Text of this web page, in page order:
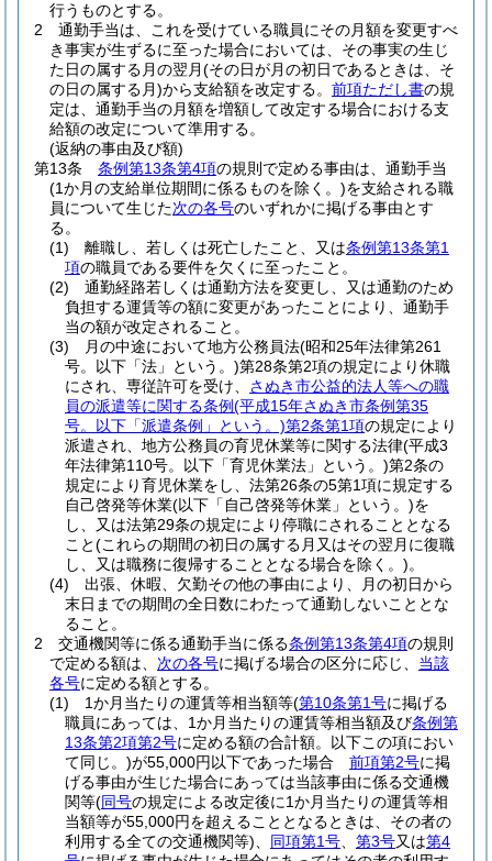
行うものとする。
2
通勤手当は、これを受けている職員にその月額を変更すべ
き事実が生ずるに至った場合においては、その事実の生じ
た日の属する月の翌月(その日が月の初日であるときは、そ
の日の属する月)から支給額を改定する。 前項ただし書の規
定は、通勤手当の月額を増額して改定する場合における支
給額の改定について準用する。
(返納の事由及び額)
第13条
条例第13条第4項の規則で定める事由は、通勤手当
(1か月の支給単位期間に係るものを除く。)を支給される職
員について生じた次の各号のいずれかに掲げる事由とす
る。
(1)
離職し、若しくは死亡したこと、又は条例第13条第1
項の職員である要件を欠くに至ったこと。
(2)
通勤経路若しくは通勤方法を変更し、又は通勤のため
負担する運賃等の額に変更があったことにより、通勤手
当の額が改定されること。
(3)
月の中途において地方公務員法(昭和25年法律第261
号。以下「法」という。)第28条第2項の規定により休職
にされ、専従許可を受け、 さぬき市公益的法人等への職
員の派遣等に関する条例(平成15年さぬき市条例第35
号。以下「派遣条例」という。)第2条第1項の規定により
派遣され、地方公務員の育児休業等に関する法律(平成3
年法律第110号。以下「育児休業法」という。)第2条の
規定により育児休業をし、法第26条の5第1項に規定する
自己啓発等休業(以下「自己啓発等休業」という。)を
し、又は法第29条の規定により停職にされることとなる
こと(これらの期間の初日の属する月又はその翌月に復職
し、又は職務に復帰することとなる場合を除く。)。
(4)
出張、休暇、欠勤その他の事由により、月の初日から
末日までの期間の全日数にわたって通勤しないこととな
ること。
2
交通機関等に係る通勤手当に係る条例第13条第4項の規則
で定める額は、 次の各号に掲げる場合の区分に応じ、 当該
各号に定める額とする。
(1)
1か月当たりの運賃等相当額等(第10条第1号に掲げる
職員にあっては、1か月当たりの運賃等相当額及び条例第
13条第2項第2号に定める額の合計額。以下この項におい
て同じ。)が55,000円以下であった場合 前項第2号に掲
げる事由が生じた場合にあっては当該事由に係る交通機
関等(同号の規定による改定後に1か月当たりの運賃等相
当額等が55,000円を超えることとなるときは、その者の
利用する全ての交通機関等)
同項第1号 第3号又は第4